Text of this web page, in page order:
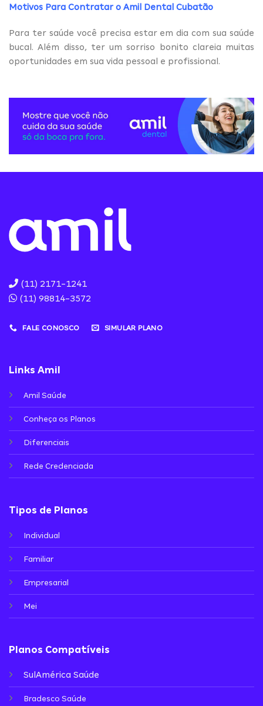
Motivos Para Contratar o Amil Dental Cubatão
Para ter saúde você precisa estar em dia com sua saúde
bucal. Além disso, ter um sorriso bonito clareia muitas
oportunidades em sua vida pessoal e profissional.
(11) 2171-1241
(11) 98814-3572
FALE CONOSCO SIMULAR PLANO
Links Amil
Amil Saúde
Conheça os Planos
Diferenciais
Rede Credenciada
Tipos de Planos
Individual
Familiar
Empresarial
Mei
Planos Compatíveis
SulAmérica Saúde
Bradesco Saúde